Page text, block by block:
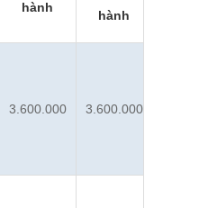
hành
hành
3.600.000 3.600.000